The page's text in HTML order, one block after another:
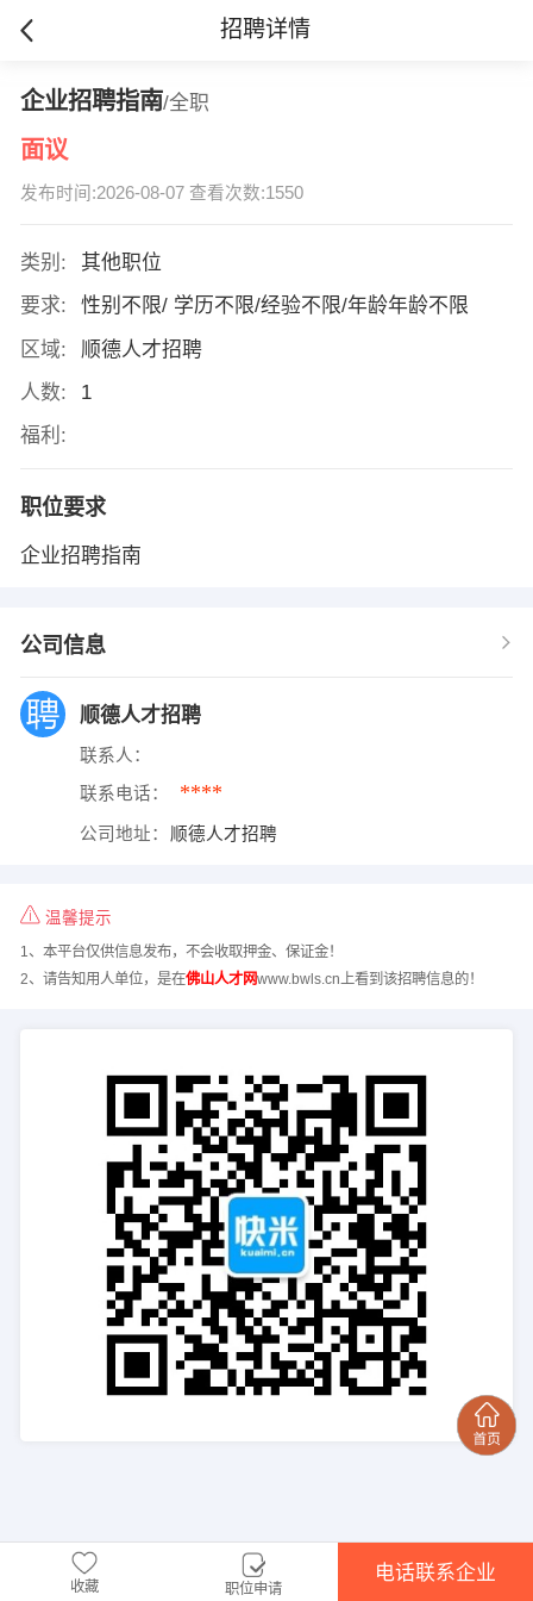
招聘详情
企业招聘指南/全职
面议
发布时间:2026-08-07 查看次数:1550
类别:
其他职位
要求:
性别不限/ 学历不限/经验不限/年龄年龄不限
区域:
顺德人才招聘
人数:
1
福利:
职位要求
企业招聘指南
公司信息
顺德人才招聘
联系人：
联系电话： ****
公司地址： 顺德人才招聘
温馨提示
1、本平台仅供信息发布，不会收取押金、保证金！
2、请告知用人单位，是在佛山人才网www.bwls.cn上看到该招聘信息的！
收藏 职位申请
电话联系企业